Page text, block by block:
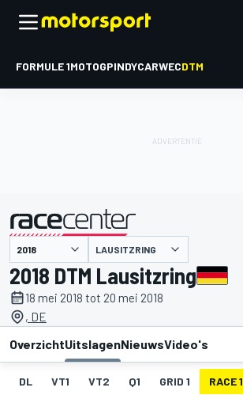
FORMULE 1MOTOGPINDYCARWECDTM
gepresenteerd door LAUSITZRING
2018 DTM Lausitzring
18 mei 2018 tot 20 mei 2018
, DE
OverzichtUitslagenNieuwsVideo's
DL VT1 VT2 Q1 GRID 1 RACE 1